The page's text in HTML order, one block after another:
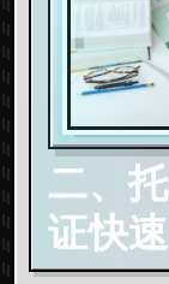
二、
证快